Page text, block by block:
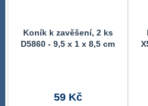
Koník k zavěšení, 2 ks
D5860 - 9,5 x 1 x 8,5 cm
59 Kč